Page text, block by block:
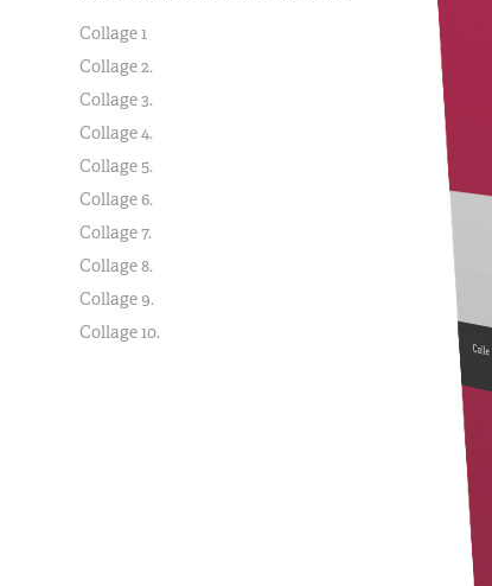
Collage 1
Collage 2.
Collage 3.
Collage 4.
Collage 5.
Collage 6.
Collage 7.
Collage 8.
Collage 9.
Collage 10.